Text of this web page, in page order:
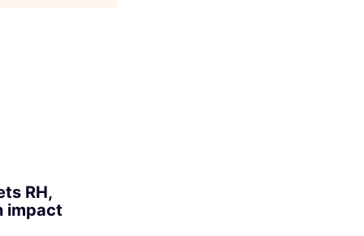
RH,
impact